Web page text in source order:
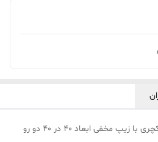
کوسن طرح سنتی فوق العاده لاکچری با زیپ مخفی ابعاد 40 در 40 دو رو